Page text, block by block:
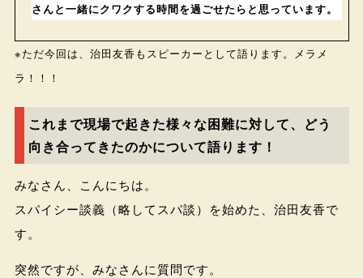
さんと一緒にクワクする時間を過ごせたらと思っています。
※ただ今回は、治田友香もスピーカーとして語ります。メラメ
ラ！！！
これまで現場で起きた様々な困難に対して、どう
向き合ってきたのかについて語ります！
みなさん、こんにちは。
スパイシー談義（略してスパ談）を始めた、治田友香で
す。
突然ですが、みなさんに質問です。